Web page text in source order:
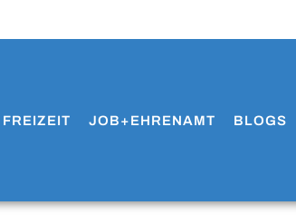
FREIZEIT JOB+EHRENAMT BLOGS